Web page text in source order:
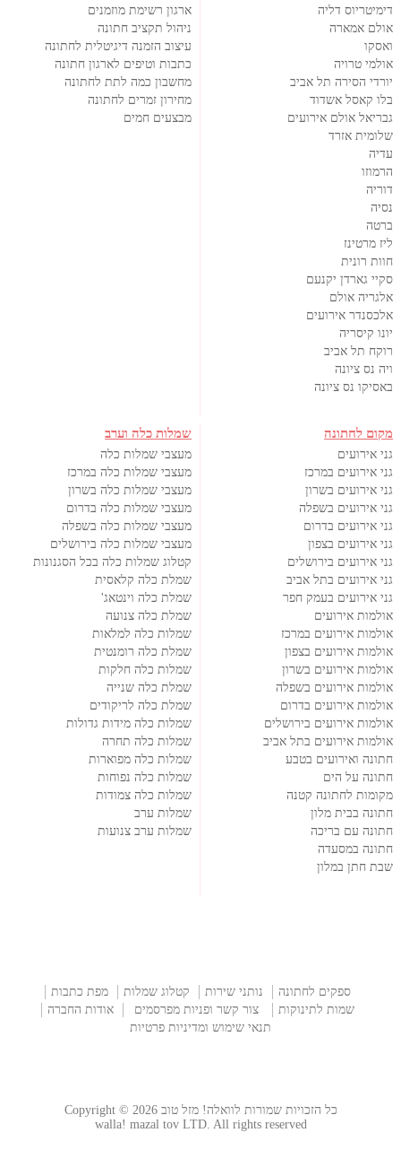
דימיטריוס דליה
אולם אמארה
ואסקו
אולמי טרויה
יורדי הסירה תל אביב
בלו קאסל אשדוד
גבריאל אולם אירועים
שלומית אזרד
עדיה
הרמוזו
דוריה
נסיה
ברטה
ליז מרטינז
חוות רונית
סקיי גארדן יקנעם
אלגריה אולם
אלכסנדר אירועים
יונו קיסריה
רוקח תל אביב
ויה נס ציונה
באסיקו נס ציונה
ארגון רשימת מוזמנים
ניהול תקציב חתונה
עיצוב הזמנה דיגיטלית לחתונה
כתבות וטיפים לארגון חתונה
מחשבון כמה לתת לחתונה
מחירון זמרים לחתונה
מבצעים חמים
מקום לחתונה
גני אירועים
גני אירועים במרכז
גני אירועים בשרון
גני אירועים בשפלה
גני אירועים בדרום
גני אירועים בצפון
גני אירועים בירושלים
גני אירועים בתל אביב
גני אירועים בעמק חפר
אולמות אירועים
אולמות אירועים במרכז
אולמות אירועים בצפון
אולמות אירועים בשרון
אולמות אירועים בשפלה
אולמות אירועים בדרום
אולמות אירועים בירושלים
אולמות אירועים בתל אביב
חתונה ואירועים בטבע
חתונה על הים
מקומות לחתונה קטנה
חתונה בבית מלון
חתונה עם בריכה
חתונה במסעדה
שבת חתן במלון
שמלות כלה וערב
מעצבי שמלות כלה
מעצבי שמלות כלה במרכז
מעצבי שמלות כלה בשרון
מעצבי שמלות כלה בדרום
מעצבי שמלות כלה בשפלה
מעצבי שמלות כלה בירושלים
קטלוג שמלות כלה בכל הסגנונות
שמלת כלה קלאסית
שמלת כלה וינטאג'
שמלת כלה צנועה
שמלות כלה למלאות
שמלת כלה רומנטית
שמלות כלה חלקות
שמלת כלה שנייה
שמלת כלה לריקודים
שמלות כלה מידות גדולות
שמלות כלה תחרה
שמלות כלה מפוארות
שמלות כלה נפוחות
שמלות כלה צמודות
שמלות ערב
שמלות ערב צנועות
ספקים לחתונה נותני שירות קטלוג שמלות
מפת כתבות
שמות לתינוקות
צור קשר ופניות מפרסמים
אודות החברה
תנאי שימוש ומדיניות פרטיות
כל הזכויות שמורות לוואלה! מזל טוב Copyright © 2026
walla! mazal tov LTD. All rights reserved